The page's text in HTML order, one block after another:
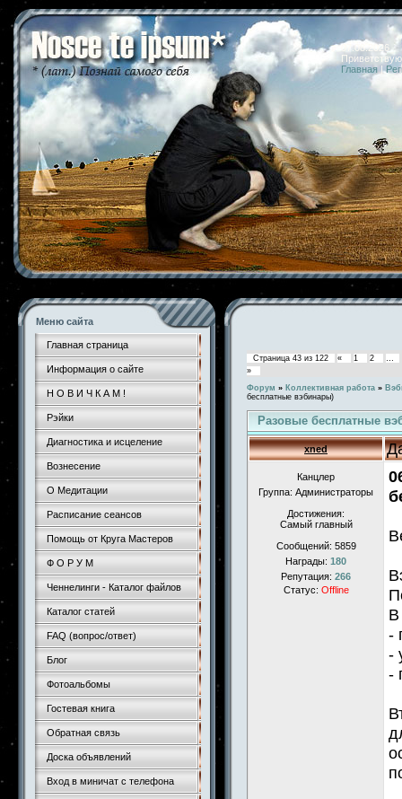
07.08.2026
Главная |
Меню сайта
Главная страница
Информация о сайте
Н О В И Ч К А М !
Рэйки
Диагностика и исцеление
Вознесение
О Медитации
Расписание сеансов
Помощь от Круга Мастеров
Ф О Р У М
Ченнелинги - Каталог файлов
Каталог статей
FAQ (вопрос/ответ)
Блог
Фотоальбомы
Гостевая книга
Обратная связь
Доска объявлений
Вход в миничат с телефона
Страница 43 из 122 « 1 2
…
»
Форум » Коллективная работа »
бесплатные вэбинары)
Разовые бесплатные
xned
Канцлер
Группа: Администраторы
Достижения:
Самый главный
Сообщений: 5859
Награды: 180
Репутация: 266
Статус: Offline
В
-
-
-